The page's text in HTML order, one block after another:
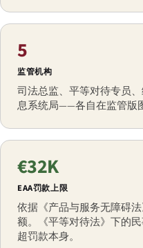
5
监管机构
司法总监、平等对待专员
息系统局——各自在监管版
€32K
EAA罚款上限
依据《产品与服务无障碍
额。《平等对待法》下的
超罚款本身。